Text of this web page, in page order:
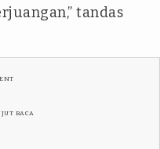
tandas
BACA